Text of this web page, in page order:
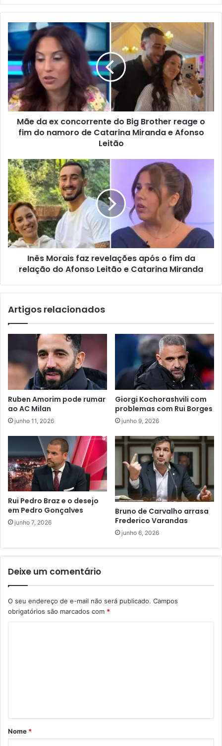
email
Mãe da ex concorrente do Big Brother reage o
fim do namoro de Catarina Miranda e Afonso
Leitão
Inês Morais faz revelações após o fim da
relação do Afonso Leitão e Catarina Miranda
Artigos relacionados
Ruben Amorim pode rumar
ao AC Milan
junho 11, 2026
Giorgi Kochorashvili com
problemas com Rui Borges
junho 9, 2026
Rui Pedro Braz e o desejo
em Pedro Gonçalves
junho 7, 2026
Bruno de Carvalho arrasa
Frederico Varandas
junho 6, 2026
Deixe um comentário
O seu endereço de e-mail não será publicado. Campos
obrigatórios são marcados com *
á
r
Nome *